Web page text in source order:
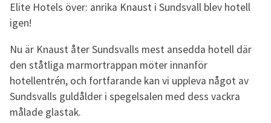
Elite Hotels över: anrika Knaust i Sundsvall blev hotell
igen!
Nu är Knaust åter Sundsvalls mest ansedda hotell där
den ståtliga marmortrappan möter innanför
hotellentrén, och fortfarande kan vi uppleva något av
Sundsvalls guldålder i spegelsalen med dess vackra
målade glastak.